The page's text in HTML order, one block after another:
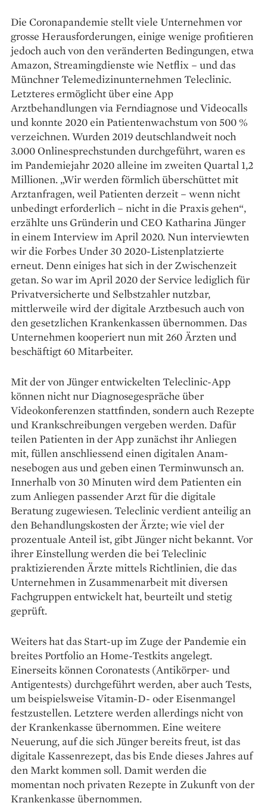
Die Coronapandemie stellt ­viele ­Unternehmen vor
grosse Herausforderungen, einige wenige ­profitieren
jedoch auch von den ­veränderten Bedingungen, etwa
Amazon, Streamingdienste wie Netflix – und das
Münchner Tele­medizinunternehmen Teleclinic.
Letzteres ermöglicht über eine App
Arztbehandlungen via Ferndia­gnose und Videocalls
und ­konnte 2020 ein Patientenwachstum von 500 %
verzeichnen. Wurden 2019 deutschlandweit noch
3.000 Onlinesprechstunden durchgeführt, waren es
im Pandemiejahr 2020 ­alleine im zweiten Quartal 1,2
Millionen. „Wir werden förmlich überschüttet mit
Arztanfragen, weil Patienten derzeit – wenn nicht
unbedingt erforderlich – nicht in die Praxis gehen“,
erzählte uns Gründerin und CEO Katharina ­Jünger
in einem Interview im April 2020. Nun interviewten
wir die ­Forbes Under 30 2020-Listenplatzierte
erneut. Denn einiges hat sich in der Zwischenzeit
getan. So war im April 2020 der Service lediglich für
Privatversicherte und Selbstzahler nutzbar,
mittlerweile wird der digitale Arztbesuch auch von
den gesetzlichen Krankenkassen übernommen. Das
Unternehmen kooperiert nun mit 260 Ärzten und
beschäftigt 60 Mitarbeiter.
Mit der von Jünger ent­wickelten Teleclinic-App
können nicht nur Diagnosegespräche über
Videokonferenzen stattfinden, ­sondern auch Rezepte
und Krankschreibungen vergeben ­werden. ­Dafür
teilen Patienten in der App zunächst ihr Anliegen
mit, ­füllen anschliessend einen digitalen Anam­
nesebogen aus und geben einen Terminwunsch an.
Innerhalb von 30 Minuten wird dem Patienten ein
zum Anliegen passender Arzt für die digitale
Beratung zugewiesen. Teleclinic verdient anteilig an
den Behandlungskosten der Ärzte; wie viel der
prozentuale Anteil ist, gibt Jünger nicht bekannt. Vor
ihrer Einstellung werden die bei Teleclinic
praktizierenden Ärzte mittels Richtlinien, die das
Unternehmen in Zusammenarbeit mit ­diversen
Fachgruppen entwickelt hat, beurteilt und stetig
geprüft.
Weiters hat das Start-up im Zuge der Pandemie ein
breites Portfolio an Home-Testkits angelegt.
Einerseits können Coronatests (Antikörper- und
Antigentests) durchgeführt werden, aber auch Tests,
um beispielsweise Vi­tamin-D- oder Eisenmangel
festzustellen. Letztere werden allerdings nicht von
der Krankenkasse übernommen. Eine weitere
Neuerung, auf die sich Jünger bereits freut, ist das
digitale Kassenrezept, das bis Ende dieses Jahres auf
den Markt kommen soll. Damit werden die
momentan noch privaten ­Rezepte in Zukunft von der
Krankenkasse übernommen.